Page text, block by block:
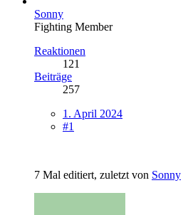
Sonny
Fighting Member
Reaktionen
121
Beiträge
257
1. April 2024
#1
7 Mal editiert, zuletzt von Sonny